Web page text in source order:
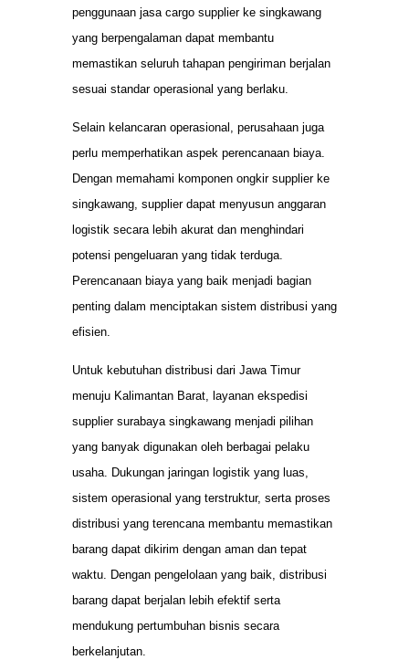
penggunaan jasa cargo supplier ke singkawang
yang berpengalaman dapat membantu
memastikan seluruh tahapan pengiriman berjalan
sesuai standar operasional yang berlaku.
Selain kelancaran operasional, perusahaan juga
perlu memperhatikan aspek perencanaan biaya.
Dengan memahami komponen ongkir supplier ke
singkawang, supplier dapat menyusun anggaran
logistik secara lebih akurat dan menghindari
potensi pengeluaran yang tidak terduga.
Perencanaan biaya yang baik menjadi bagian
penting dalam menciptakan sistem distribusi yang
efisien.
Untuk kebutuhan distribusi dari Jawa Timur
menuju Kalimantan Barat, layanan ekspedisi
supplier surabaya singkawang menjadi pilihan
yang banyak digunakan oleh berbagai pelaku
usaha. Dukungan jaringan logistik yang luas,
sistem operasional yang terstruktur, serta proses
distribusi yang terencana membantu memastikan
barang dapat dikirim dengan aman dan tepat
waktu. Dengan pengelolaan yang baik, distribusi
barang dapat berjalan lebih efektif serta
mendukung pertumbuhan bisnis secara
berkelanjutan.